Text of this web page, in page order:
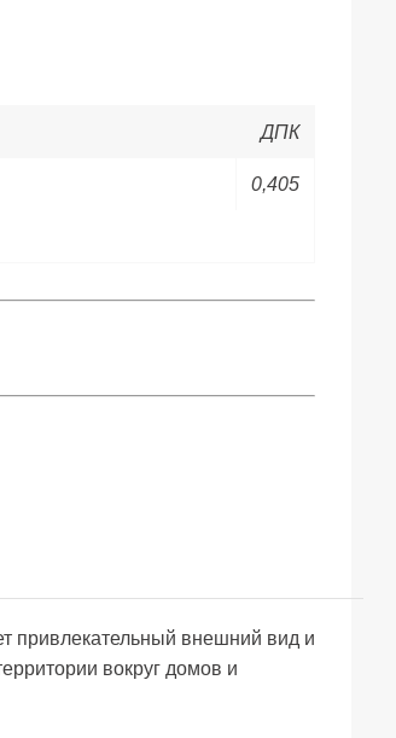
ДПК
0,405
привлекательный внешний вид и
вокруг домов и